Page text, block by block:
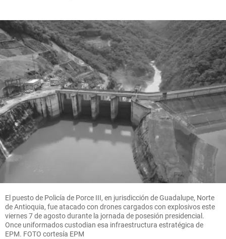
El puesto de Policía de Porce III, en jurisdicción de Guadalupe, Norte
de Antioquia, fue atacado con drones cargados con explosivos este
viernes 7 de agosto durante la jornada de posesión presidencial.
Once uniformados custodian esa infraestructura estratégica de
EPM. FOTO cortesía EPM